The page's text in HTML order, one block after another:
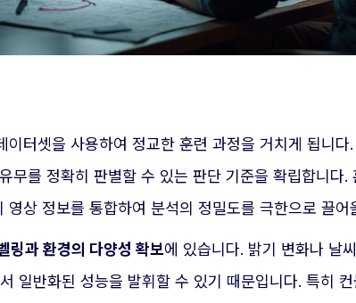
터셋을 사용하여 정교한 훈련 과정을 거치게 됩니
를 정확히 판별할 수 있는 판단 기준을 확립합니다
상 정보를 통합하여 분석의 정밀도를 극한으로 끌어
링과 환경의 다양성 확보에 있습니다. 밝기 변화나 날
일반화된 성능을 발휘할 수 있기 때문입니다. 특히